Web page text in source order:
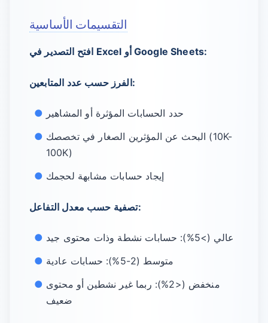
التقسيمات الأساسية
افتح التصدير في Excel أو Google Sheets:
الفرز حسب عدد المتابعين:
حدد الحسابات المؤثرة أو المشاهير
البحث عن المؤثرين الصغار في تخصصك (10K-
100K)
إيجاد حسابات مشابهة لحجمك
تصفية حسب معدل التفاعل:
عالي (>5%): حسابات نشطة وذات محتوى جيد
متوسط (2-5%): حسابات عادية
منخفض (<2%): ربما غير نشطين أو محتوى
ضعيف